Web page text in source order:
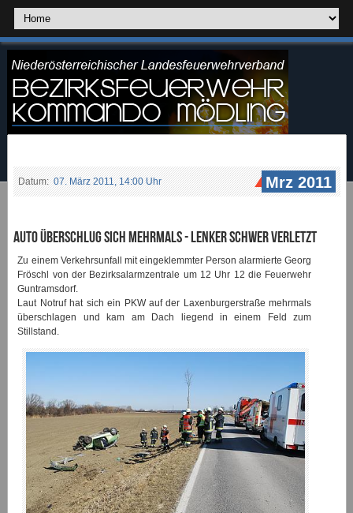
Datum: 07. März 2011, 14:00 Uhr Mrz 2011
Auto überschlug sich mehrmals - Lenker schwer verletzt
Zu einem Verkehrsunfall mit eingeklemmter Person alarmierte Georg
Fröschl von der Bezirksalarmzentrale um 12 Uhr 12 die Feuerwehr
Guntramsdorf.
Laut Notruf hat sich ein PKW auf der Laxenburgerstraße mehrmals
überschlagen und kam am Dach liegend in einem Feld zum
Stillstand.